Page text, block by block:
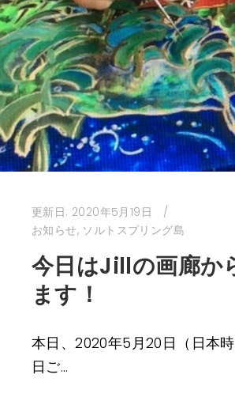
更新日: 2020年5月19日
お知らせ, ソルトスプリング島
今日はJillの画廊か
ます！
本日、2020年5月20日（日本
日ご…